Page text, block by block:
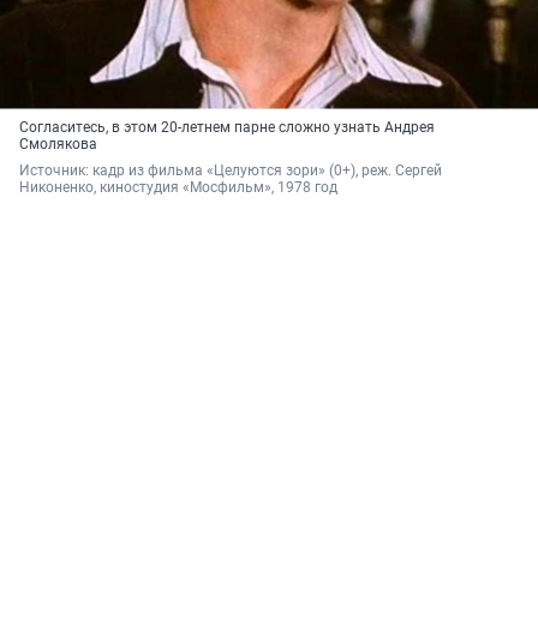
Согласитесь, в этом 20-летнем парне сложно узнать Андрея
Смолякова
Источник: кадр из фильма «Целуются зори» (0+), реж. Сергей
Никоненко, киностудия «Мосфильм», 1978 год